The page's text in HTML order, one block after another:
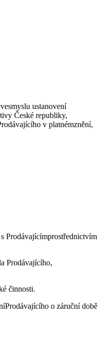
ustanovení
České republiky,
v platnémznění,
Prodávajícímprostřednictvím
Prodávajícího,
činnosti.
o záruční době